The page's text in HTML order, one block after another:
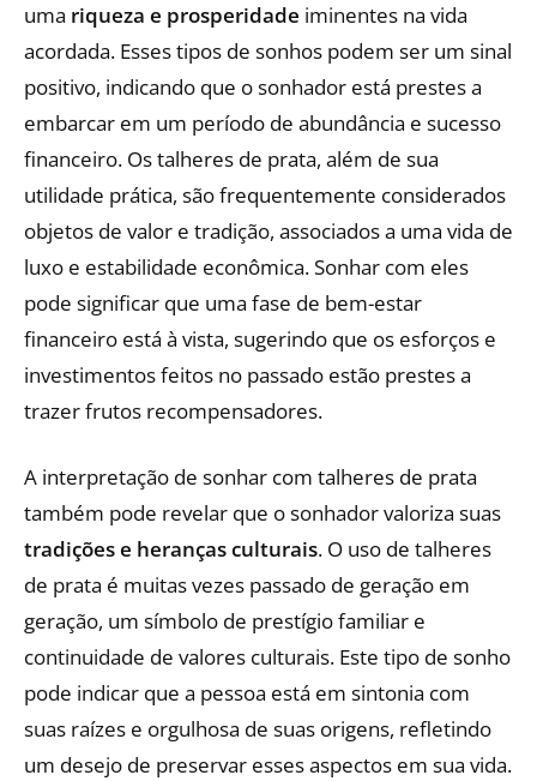
uma riqueza e prosperidade iminentes na vida
acordada. Esses tipos de sonhos podem ser um sinal
positivo, indicando que o sonhador está prestes a
embarcar em um período de abundância e sucesso
financeiro. Os talheres de prata, além de sua
utilidade prática, são frequentemente considerados
objetos de valor e tradição, associados a uma vida de
luxo e estabilidade econômica. Sonhar com eles
pode significar que uma fase de bem-estar
financeiro está à vista, sugerindo que os esforços e
investimentos feitos no passado estão prestes a
trazer frutos recompensadores.
A interpretação de sonhar com talheres de prata
também pode revelar que o sonhador valoriza suas
tradições e heranças culturais. O uso de talheres
de prata é muitas vezes passado de geração em
geração, um símbolo de prestígio familiar e
continuidade de valores culturais. Este tipo de sonho
pode indicar que a pessoa está em sintonia com
suas raízes e orgulhosa de suas origens, refletindo
um desejo de preservar esses aspectos em sua vida.